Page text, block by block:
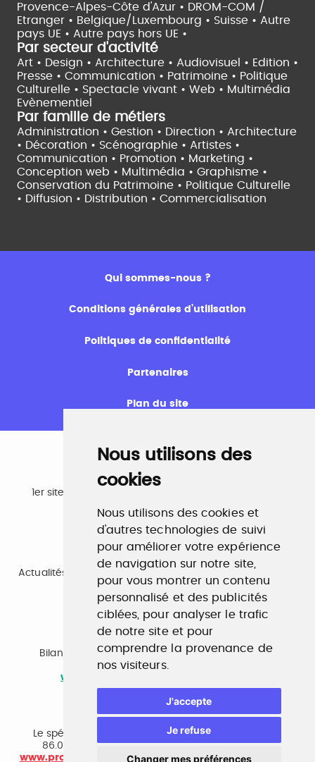
Nous utilisons des
cookies
Nous utilisons des cookies et
d'autres technologies de suivi
pour améliorer votre expérience
de navigation sur notre site,
pour vous montrer un contenu
personnalisé et des publicités
ciblées, pour analyser le trafic
de notre site et pour
comprendre la provenance de
nos visiteurs.
J'accepte
Je refuse
Changer mes préférences
Provence-Alpes-Côte d'Azur • DROM-COM /
Etranger • Belgique/Luxembourg • Suisse • Autre
pays UE • Autre pays hors UE •
Par secteur d'activité
Art • Design • Architecture • Audiovisuel • Edition •
Presse • Communication • Patrimoine • Politique
Culturelle • Spectacle vivant • Web • Multimédia
Evènementiel
Par famille de métiers
Administration • Gestion • Direction • Architecture
• Décoration • Scénographie • Artistes •
Communication • Promotion • Marketing •
Conception web • Multimédia • Graphisme •
Conservation du Patrimoine • Politique Culturelle
• Diffusion • Distribution • Commercialisation
Qui sommes-nous ?
Conditions générales d’utilisation
Politiques de confidentialité
Partenaires
Plan du site
Emploi
1er site emploi du secteur culturel 784.000 visites et
www.profilculture.com
Formation
Actualités, guide et annuaire des formations aux métiers
de la culture.
www.profilculture-formation.com
Accompagnement professionnel
Bilan de compétences, coaching, techniques de
recherche d'emploi, entretien conseil.
www.profilculture-competences.com
Le spécialiste du secteur culturel, une cvthèque de
86.000 CV et réseau unique de professionnels.
www.profilculture-conseil.com/cabinet-recrutement